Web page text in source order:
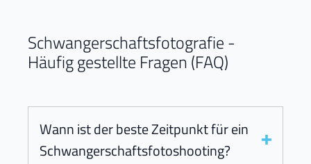
Schwangerschaftsfotografie -
Häufig gestellte Fragen (FAQ)
Wann ist der beste Zeitpunkt für ein
Schwangerschaftsfotoshooting?